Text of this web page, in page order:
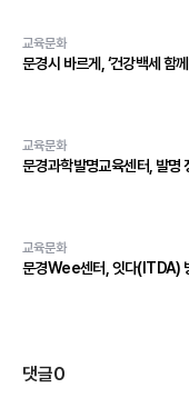
교육문화
문경시 바르게, ‘건강백세 함
교육문화
문경과학발명교육센터, 발명
교육문화
문경Wee센터, 잇다(ITDA)
댓글0